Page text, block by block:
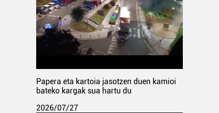
Papera eta kartoia jasotzen duen kamioi
bateko kargak sua hartu du
2026/07/27